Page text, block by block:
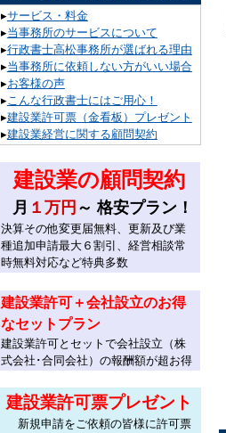
▸サービス・料金
▸当事務所のサービスについて
▸行政書士高松事務所が選ばれる理由
▸当事務所に依頼しない方がいい場合
▸お客様の声
▸こんな行政書士にはご用心！
▸建設業許可票（金看板）プレゼント
▸建設業経営に関する顧問契約
建設業の顧問契約
月 １万円 ～ 格安プラン！
決算その他変更届無料、更新及び業
種追加申請最大６割引、経営相談常
時無料対応など特典多数
建設業許可＋会社設立のお得
なセットプラン
建設業許可とセットで会社設立（株
式会社･合同会社）の報酬額が超お得
建設業許可票プレゼント
新規申請をご依頼の皆様に許可票